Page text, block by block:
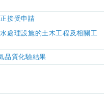
接受申請
處理設施的土木工程及相關工
品質化驗結果